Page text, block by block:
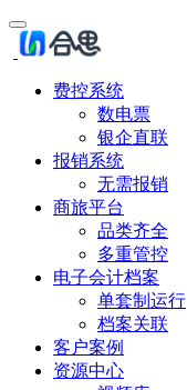
费控系统
数电票
银企直联
报销系统
无需报销
商旅平台
品类齐全
多重管控
电子会计档案
单套制运行
档案关联
客户案例
资源中心